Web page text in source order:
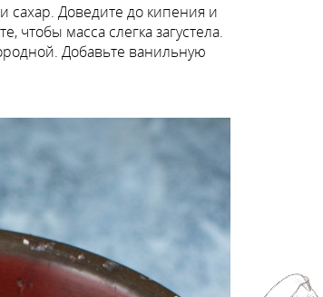
сахар. Доведите до кипения и
чтобы масса слегка загустела.
Добавьте ванильную